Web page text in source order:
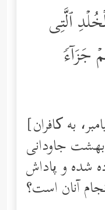
ٱلَّتِی
جَزَاۤءࣰ
[ای پیامبر، به کافران] بگو: «این [عذاب
جاودانى
شده و پاداش